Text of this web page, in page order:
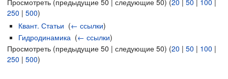
250 | 500)
Квант. Статьи (← ссылки)
Гидродинамика (← ссылки)
Просмотреть (предыдущие 50 | следующие 50) (20 | 50 | 100 |
250 | 500)